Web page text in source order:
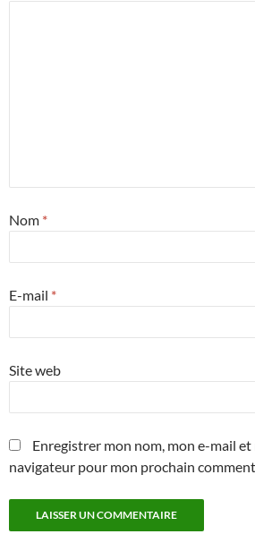
Nom *
E-mail *
Site web
Enregistrer mon nom, mon e-mail et
navigateur pour mon prochain